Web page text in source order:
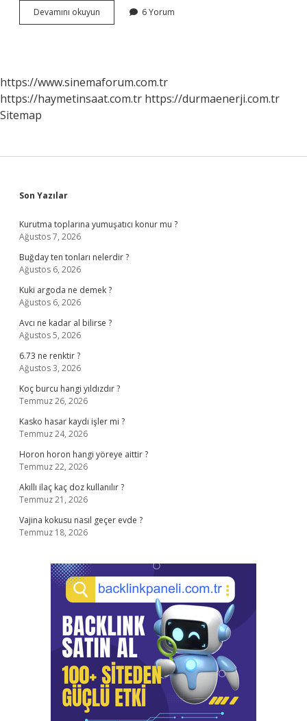
Devamını okuyun
Hamuru
6 Yorum
https://www.sinemaforum.com.tr
https://haymetinsaat.com.tr https://durmaenerji.com.tr
Sitemap
Sidebar
Son Yazılar
Kurutma toplarına yumuşatıcı konur mu ?
Ağustos 7, 2026
Buğday ten tonları nelerdir ?
Ağustos 6, 2026
Kuki argoda ne demek ?
Ağustos 6, 2026
Avcı ne kadar al bilirse ?
Ağustos 5, 2026
6.73 ne renktir ?
Ağustos 3, 2026
Koç burcu hangi yıldızdır ?
Temmuz 26, 2026
Kasko hasar kaydı işler mi ?
Temmuz 24, 2026
Horon horon hangi yöreye aittir ?
Temmuz 22, 2026
Akıllı ilaç kaç doz kullanılır ?
Temmuz 21, 2026
Vajina kokusu nasıl geçer evde ?
Temmuz 18, 2026